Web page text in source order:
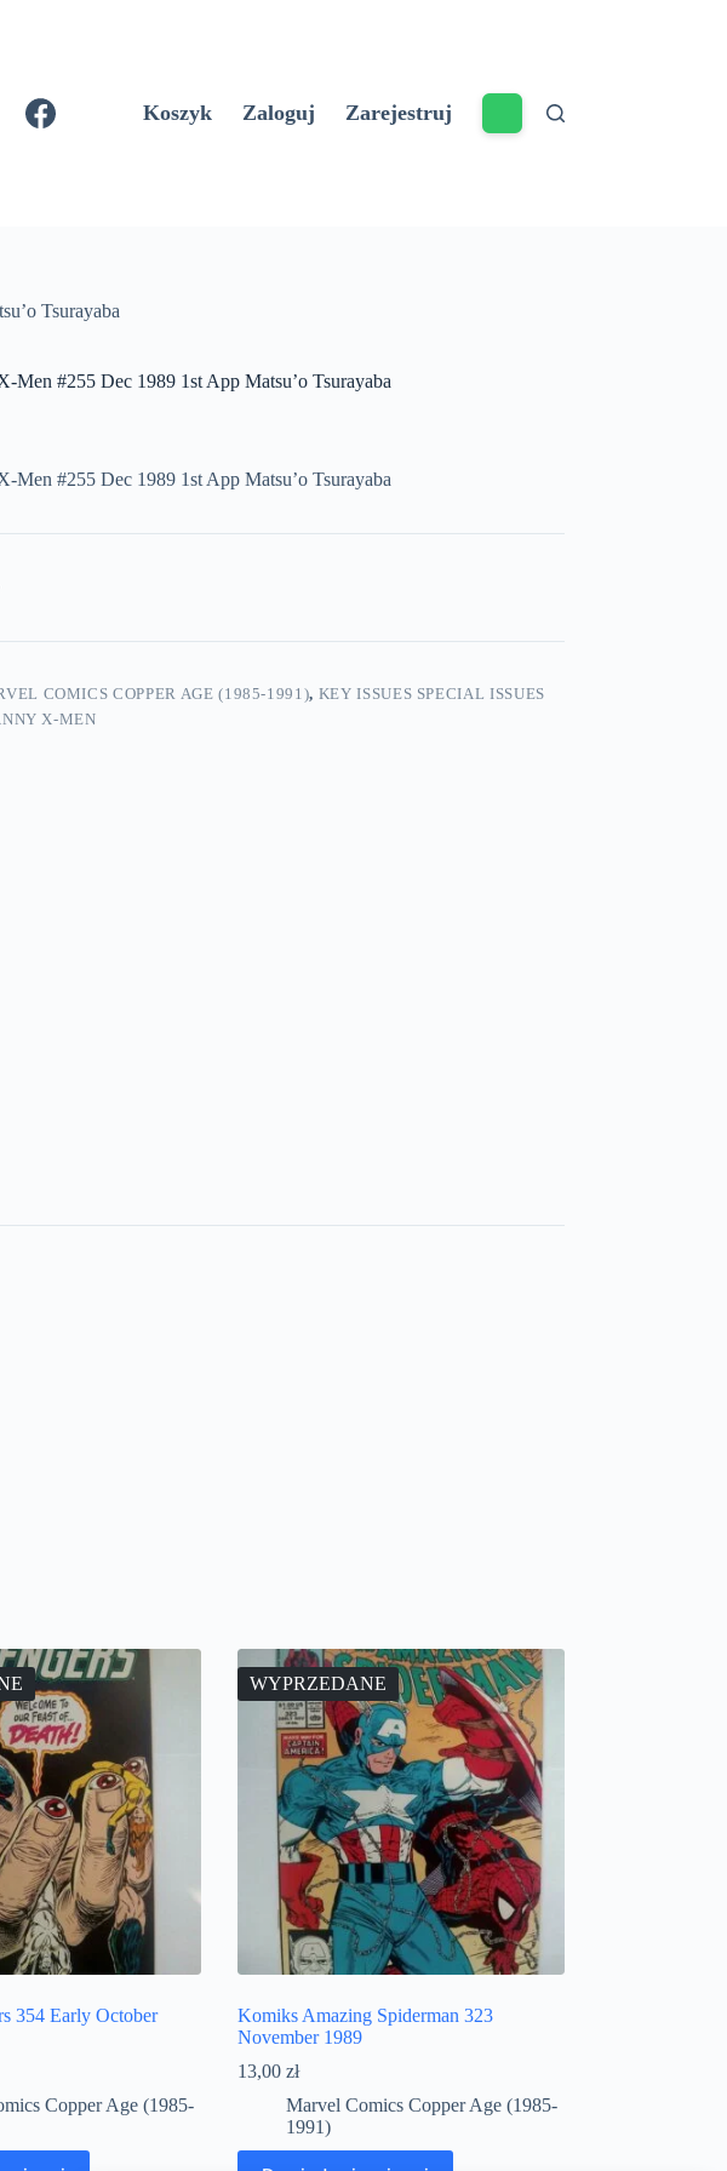
Koszyk Zaloguj Zarejestruj
Tsurayaba
Men #255 Dec 1989 1st App Matsu’o Tsurayaba
Men #255 Dec 1989 1st App Matsu’o Tsurayaba
COMICS COPPER AGE (1985-1991), KEY ISSUES SPECIAL ISSUES
X-MEN
354 Early October
Copper Age (1985-
WYPRZEDANE
Komiks Amazing Spiderman 323
November 1989
13,00 zł
Marvel Comics Copper Age (1985-
1991)